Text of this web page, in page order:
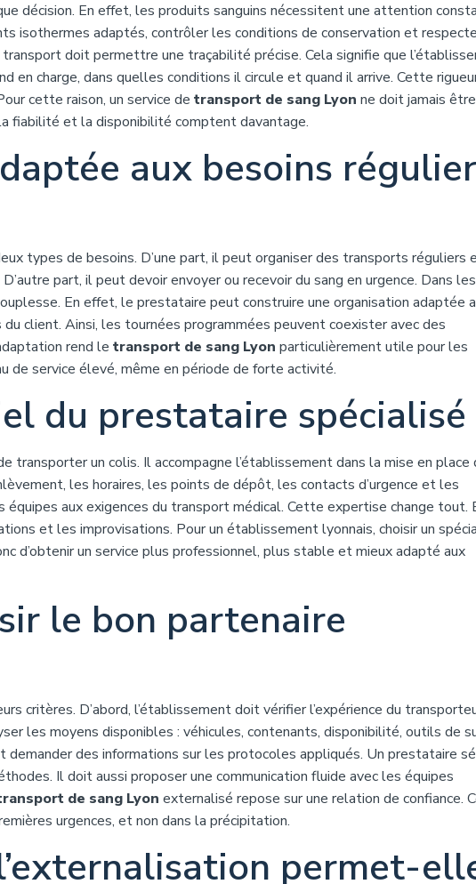
décision. En effet, les produits sanguins nécessitent une attention
isothermes adaptés, contrôler les conditions de conservation et
transport doit permettre une traçabilité précise. Cela signifie que
en charge, dans quelles conditions il circule et quand il arrive. Cette
cette raison, un service de transport de sang Lyon ne doit jamais
fiabilité et la disponibilité comptent davantage.
aux besoins
types de besoins. D’une part, il peut organiser des transports réguliers
part, il peut devoir envoyer ou recevoir du sang en urgence. Dans
En effet, le prestataire peut construire une organisation adaptée
client. Ainsi, les tournées programmées peuvent coexister avec des
rend le transport de sang Lyon particulièrement utile pour les
de service élevé, même en période de forte activité.
du prestataire spécialisé
transporter un colis. Il accompagne l’établissement dans la mise en place
les horaires, les points de dépôt, les contacts d’urgence et les
équipes aux exigences du transport médical. Cette expertise change tout.
et les improvisations. Pour un établissement lyonnais, choisir un
d’obtenir un service plus professionnel, plus stable et mieux adapté aux
le bon partenaire
critères. D’abord, l’établissement doit vérifier l’expérience du
les moyens disponibles : véhicules, contenants, disponibilité, outils de
demander des informations sur les protocoles appliqués. Un prestataire
Il doit aussi proposer une communication fluide avec les équipes
de sang Lyon externalisé repose sur une relation de confiance.
urgences, et non dans la précipitation.
permet-